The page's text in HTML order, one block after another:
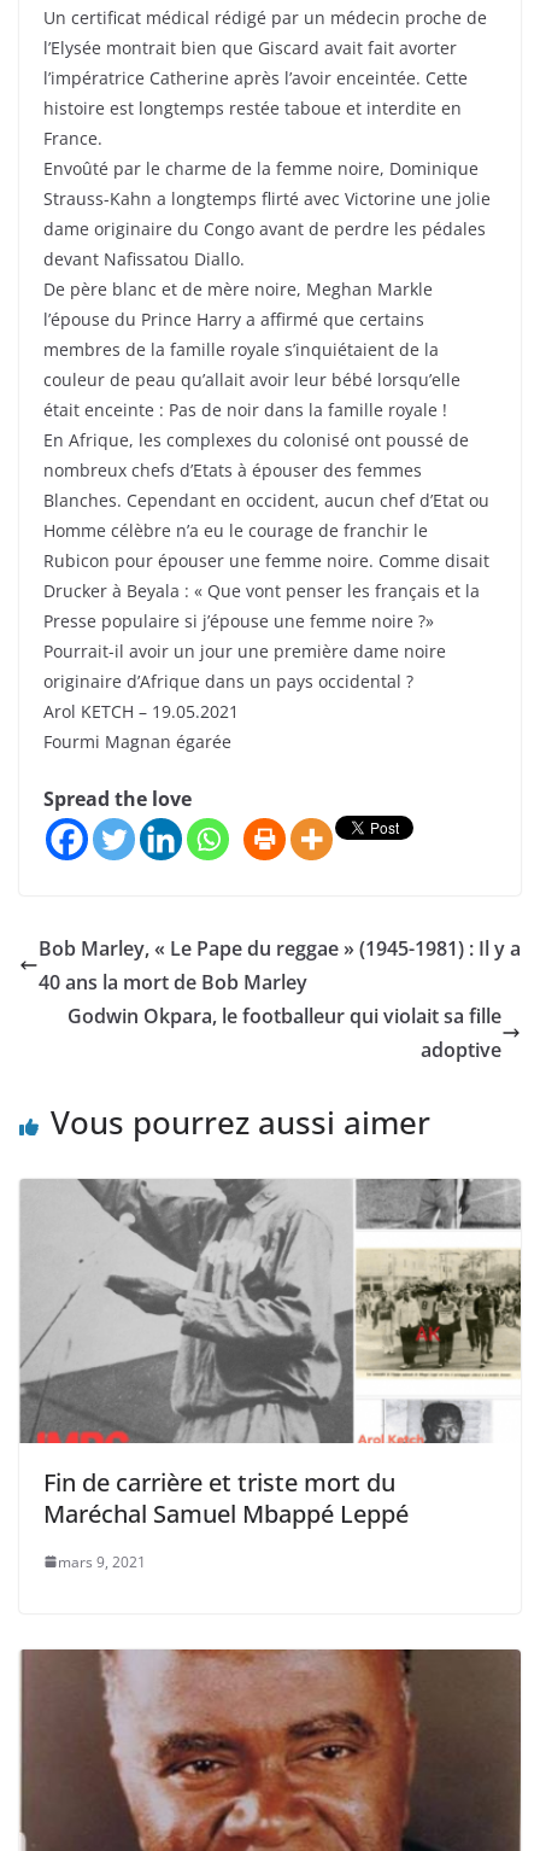
Un certificat médical rédigé par un médecin proche de
l’Elysée montrait bien que Giscard avait fait avorter
l’impératrice Catherine après l’avoir enceintée. Cette
histoire est longtemps restée taboue et interdite en
France.
Envoûté par le charme de la femme noire, Dominique
Strauss-Kahn a longtemps flirté avec Victorine une jolie
dame originaire du Congo avant de perdre les pédales
devant Nafissatou Diallo.
De père blanc et de mère noire, Meghan Markle
l’épouse du Prince Harry a affirmé que certains
membres de la famille royale s’inquiétaient de la
couleur de peau qu’allait avoir leur bébé lorsqu’elle
était enceinte : Pas de noir dans la famille royale !
En Afrique, les complexes du colonisé ont poussé de
nombreux chefs d’Etats à épouser des femmes
Blanches. Cependant en occident, aucun chef d’Etat ou
Homme célèbre n’a eu le courage de franchir le
Rubicon pour épouser une femme noire. Comme disait
Drucker à Beyala : « Que vont penser les français et la
Presse populaire si j’épouse une femme noire ?»
Pourrait-il avoir un jour une première dame noire
originaire d’Afrique dans un pays occidental ?
Arol KETCH – 19.05.2021
Fourmi Magnan égarée
Spread the love
Bob Marley, « Le Pape du reggae » (1945-1981) : Il y a
40 ans la mort de Bob Marley
Godwin Okpara, le footballeur qui violait sa fille
adoptive
Vous pourrez aussi aimer
Fin de carrière et triste mort du
Maréchal Samuel Mbappé Leppé
mars 9, 2021